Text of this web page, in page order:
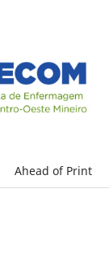
Ahead of Print